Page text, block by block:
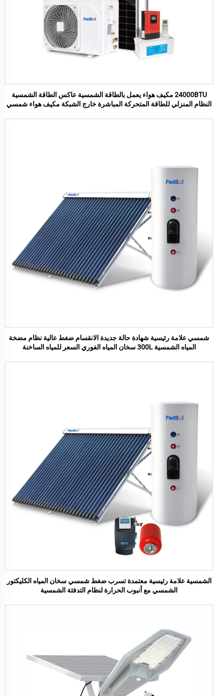
24000BTU مكيف هواء يعمل بالطاقة الشمسية عاكس الطاقة الشمسية
النظام المنزلي للطاقة المتحركة المباشرة خارج الشبكة مكيف هواء شمسي
شمسي علامة رئيسية شهادة حالة جديدة الانقسام ضغط عالية نظام مضخة
المياه الشمسية 300L سخان المياه الفوري السعر للمياه الساخنة
الشمسية علامة رئيسية معتمدة تسرب ضغط شمسي سخان المياه الكليكتور
الشمسي مع أنبوب الحرارة لنظام التدفئة الشمسية